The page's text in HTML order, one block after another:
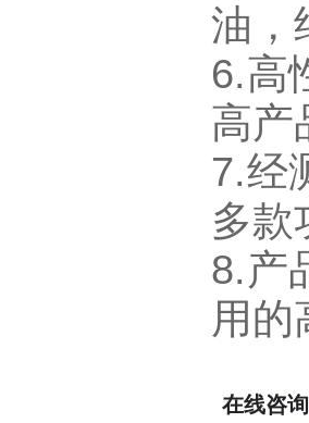
油，
6.高
高产
7.经
多款
8.产
用的
在线咨询